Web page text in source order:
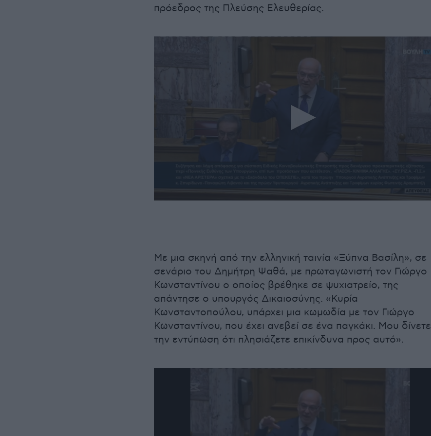
πρόεδρος της Πλεύσης Ελευθερίας.
Με μια σκηνή από την ελληνική ταινία «Ξύπνα Βασίλη», σε
σενάριο του Δημήτρη Ψαθά, με πρωταγωνιστή τον Γιώργο
Κωνσταντίνου ο οποίος βρέθηκε σε ψυχιατρείο, της
απάντησε ο υπουργός Δικαιοσύνης. «Κυρία
Κωνσταντοπούλου, υπάρχει μια κωμωδία με τον Γιώργο
Κωνσταντίνου, που έχει ανεβεί σε ένα παγκάκι. Μου δίνετε
την εντύπωση ότι πλησιάζετε επικίνδυνα προς αυτό».